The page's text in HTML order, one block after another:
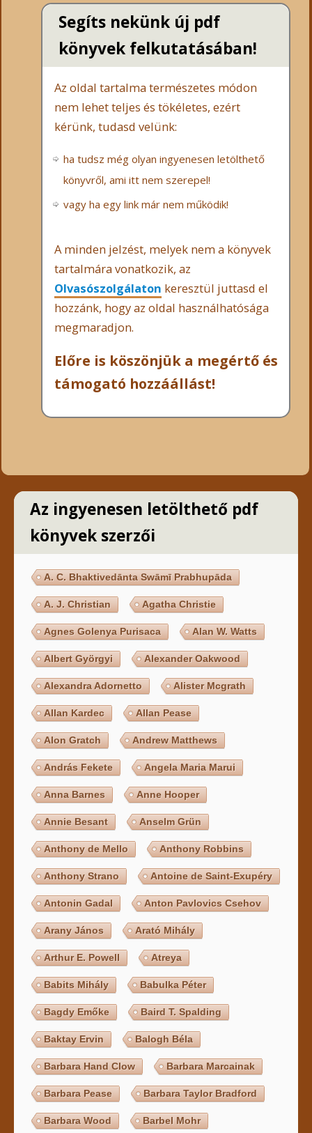
Segíts nekünk új pdf
könyvek felkutatásában!
Az oldal tartalma természetes módon
nem lehet teljes és tökéletes, ezért
kérünk, tudasd velünk:
ha tudsz még olyan ingyenesen letölthető
könyvről, ami itt nem szerepel!
vagy ha egy link már nem működik!
A minden jelzést, melyek nem a könyvek
tartalmára vonatkozik, az
Olvasószolgálaton keresztül juttasd el
hozzánk, hogy az oldal használhatósága
megmaradjon.
Előre is köszönjük a megértő és
támogató hozzáállást!
Az ingyenesen letölthető pdf
könyvek szerzői
A. C. Bhaktivedānta Swāmī Prabhupāda
A. J. Christian Agatha Christie
Agnes Golenya Purisaca Alan W. Watts
Albert Györgyi Alexander Oakwood
Alexandra Adornetto Alister Mcgrath
Allan Kardec Allan Pease
Alon Gratch Andrew Matthews
András Fekete Angela Maria Marui
Anna Barnes Anne Hooper
Annie Besant Anselm Grün
Anthony de Mello Anthony Robbins
Anthony Strano Antoine de Saint-Exupéry
Antonin Gadal Anton Pavlovics Csehov
Arany János Arató Mihály
Arthur E. Powell Atreya
Babits Mihály Babulka Péter
Bagdy Emőke Baird T. Spalding
Baktay Ervin Balogh Béla
Barbara Hand Clow Barbara Marcainak
Barbara Pease Barbara Taylor Bradford
Barbara Wood Barbel Mohr